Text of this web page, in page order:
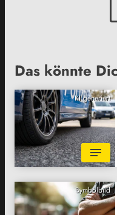
Das könnte
KI generiert
Symbolbild